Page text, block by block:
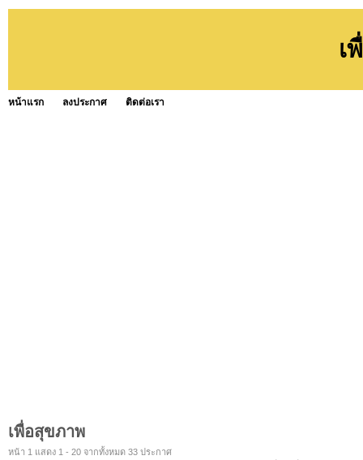
เ
หน้าแรก ลงประกาศ ติดต่อเรา
เพื่อสุขภาพ
หน้า 1 แสดง 1 - 20 จากทั้งหมด 33 ประกาศ